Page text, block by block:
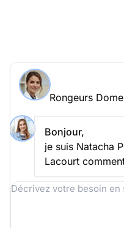
Posez votre
Rongeurs
Bonjour,
je suis Natacha
Lacourt